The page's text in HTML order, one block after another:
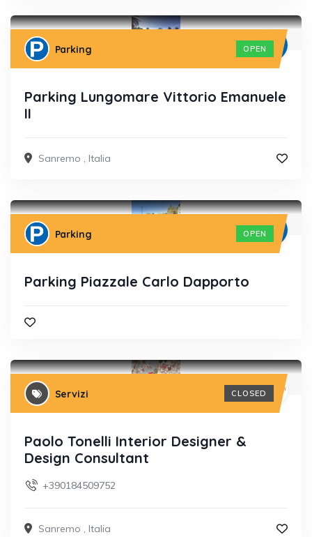
Parking OPEN
Parking Lungomare Vittorio Emanuele
II
Sanremo , Italia
Parking OPEN
Parking Piazzale Carlo Dapporto
Servizi CLOSED
Paolo Tonelli Interior Designer &
Design Consultant
+390184509752
Sanremo , Italia